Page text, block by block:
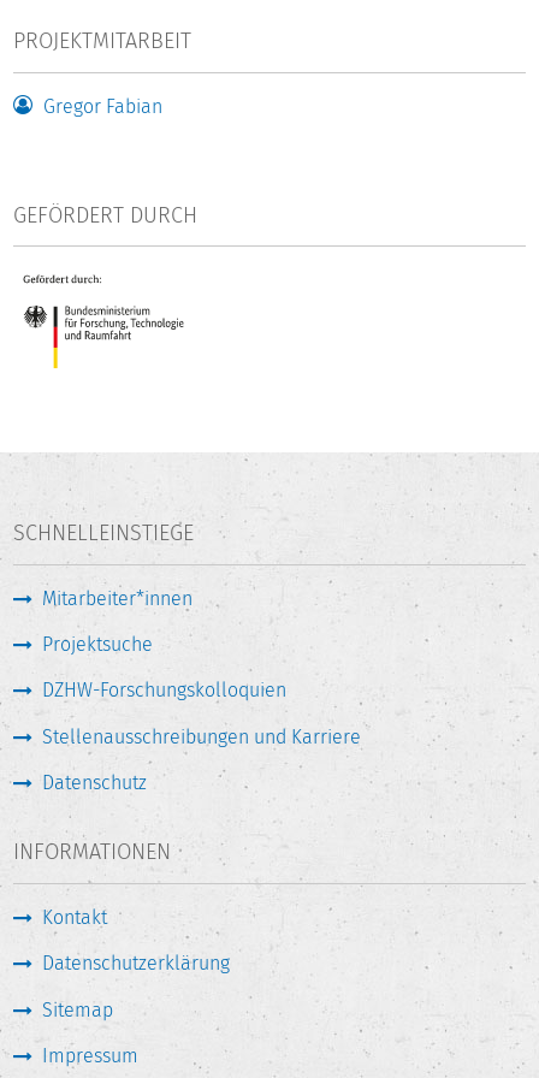
PROJEKTMITARBEIT
Gregor Fabian
GEFÖRDERT DURCH
SCHNELLEINSTIEGE
Mitarbeiter*innen
Projektsuche
DZHW-Forschungskolloquien
Stellenausschreibungen und Karriere
Datenschutz
INFORMATIONEN
Kontakt
Datenschutzerklärung
Sitemap
Impressum